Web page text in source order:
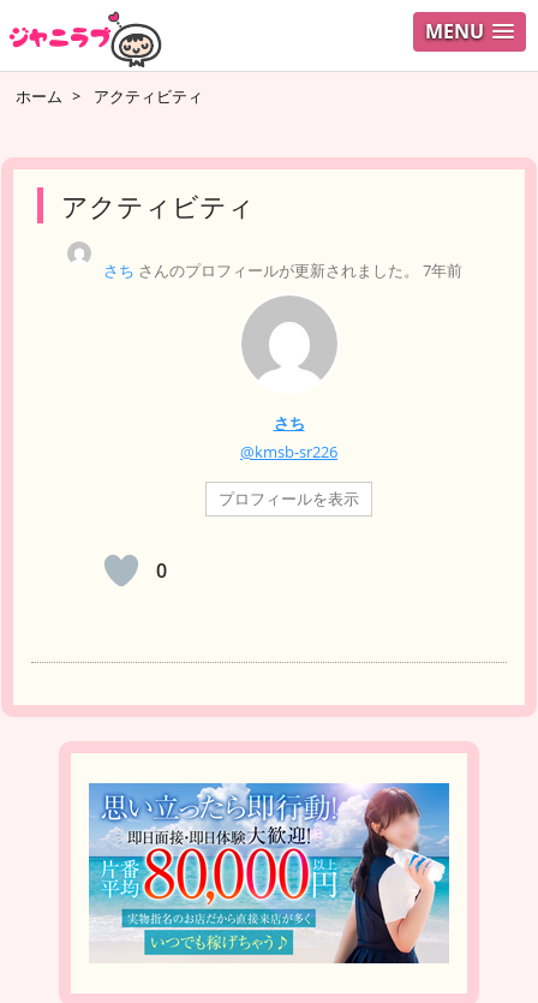
MENU ログイ
ホーム > アクティビティ
アクティビティ
さち さんのプロフィールが更新されました。 7年前
さち
@kmsb-sr226
プロフィールを表示
0